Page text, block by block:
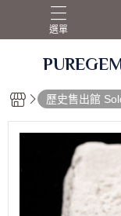
選單
歷史售出館
ut